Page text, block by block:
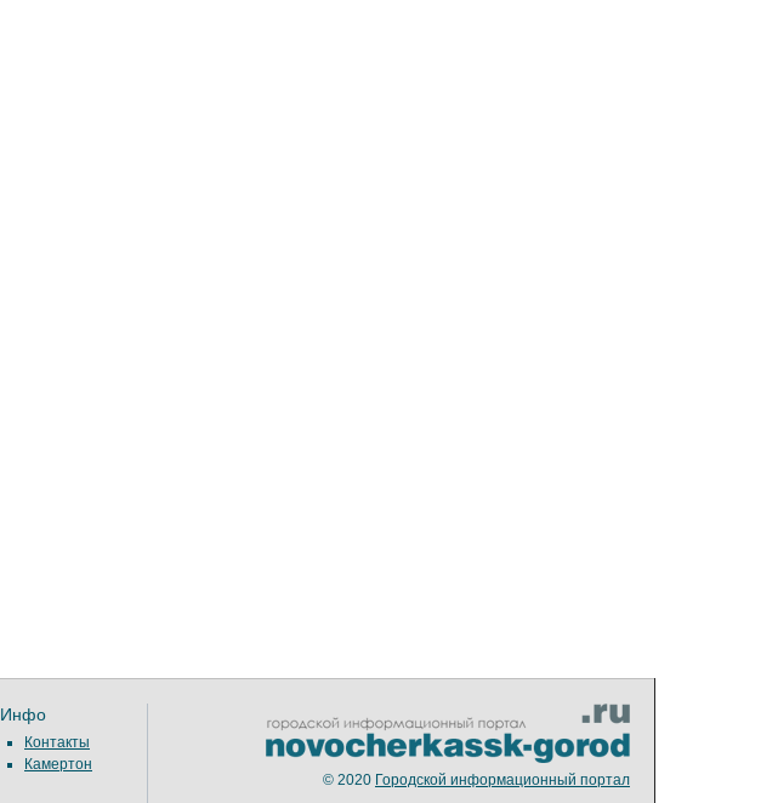
Инфо
Контакты
Камертон
© 2020 Городской информационный портал